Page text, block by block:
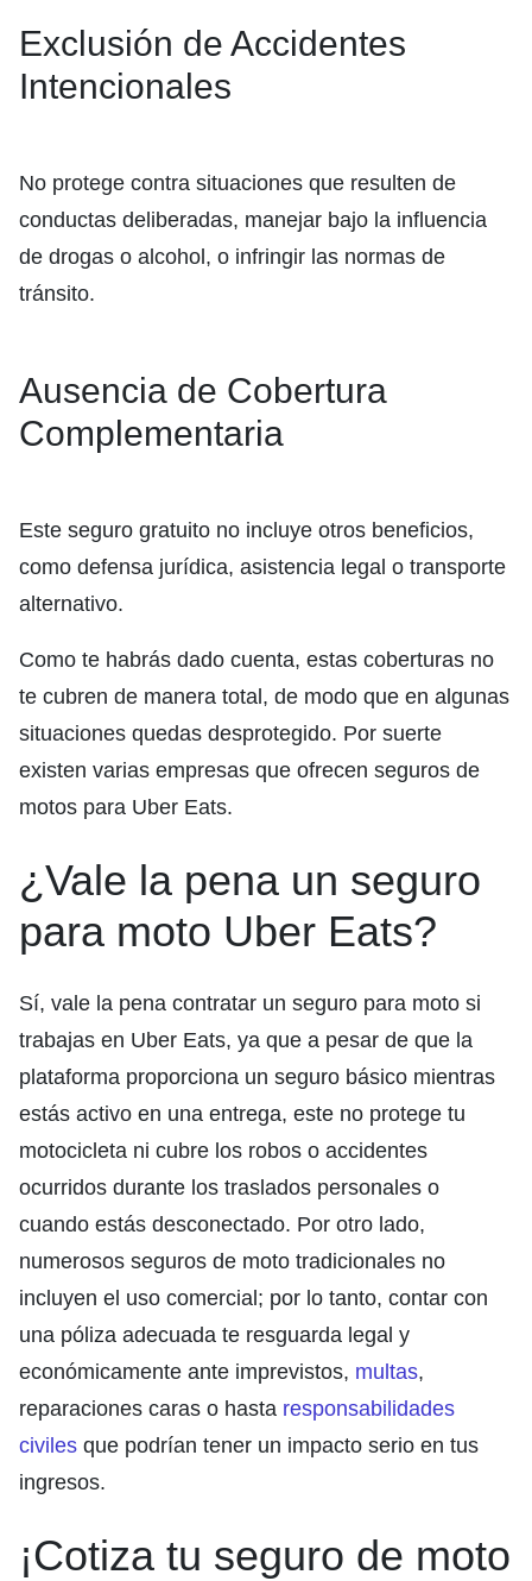
Exclusión de Accidentes
Intencionales
No protege contra situaciones que resulten de
conductas deliberadas, manejar bajo la influencia
de drogas o alcohol, o infringir las normas de
tránsito.
Ausencia de Cobertura
Complementaria
Este seguro gratuito no incluye otros beneficios,
como defensa jurídica, asistencia legal o transporte
alternativo.
Como te habrás dado cuenta, estas coberturas no
te cubren de manera total, de modo que en algunas
situaciones quedas desprotegido. Por suerte
existen varias empresas que ofrecen seguros de
motos para Uber Eats.
¿Vale la pena un seguro
para moto Uber Eats?
Sí, vale la pena contratar un seguro para moto si
trabajas en Uber Eats, ya que a pesar de que la
plataforma proporciona un seguro básico mientras
estás activo en una entrega, este no protege tu
motocicleta ni cubre los robos o accidentes
ocurridos durante los traslados personales o
cuando estás desconectado. Por otro lado,
numerosos seguros de moto tradicionales no
incluyen el uso comercial; por lo tanto, contar con
una póliza adecuada te resguarda legal y
económicamente ante imprevistos, multas,
reparaciones caras o hasta responsabilidades
civiles que podrían tener un impacto serio en tus
ingresos.
¡Cotiza tu seguro de moto